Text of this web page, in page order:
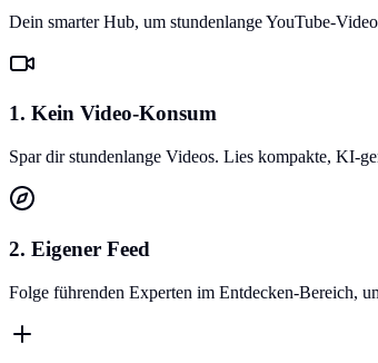
Dein smarter Hub, um stundenlange YouTube-
1. Kein Video-Konsum
Spar dir stundenlange Videos. Lies kompakte, KI-
2. Eigener Feed
Folge führenden Experten im Entdecken-Bereich,